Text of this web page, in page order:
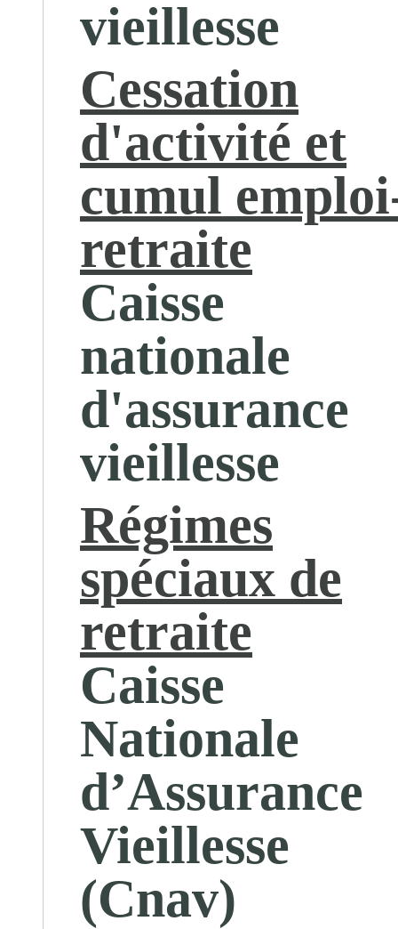
vieillesse
Cessation
d'activité et
cumul
retraite
Caisse
nationale
d'assurance
vieillesse
Régimes
spéciaux de
retraite
Caisse
Nationale
d’Assurance
Vieillesse
(Cnav)